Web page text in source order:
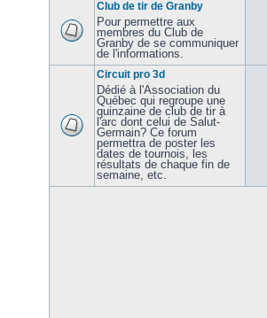
Club de tir de Granby
Pour permettre aux
membres du Club de
Granby de se communiquer
de l'informations.
Circuit pro 3d
Dédié à l'Association du
Québec qui regroupe une
quinzaine de club de tir à
l'arc dont celui de Salut-
Germain? Ce forum
permettra de poster les
dates de tournois, les
résultats de chaque fin de
semaine, etc.